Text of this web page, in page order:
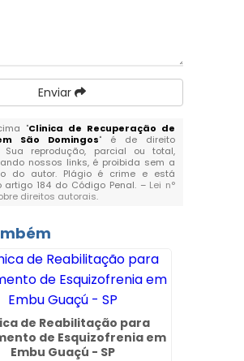
Enviar
"Clinica de Recuperação de
São Domingos" é de direito
Sua reprodução, parcial ou total,
nossos links, é proibida sem a
do autor. Plágio é crime e está
artigo 184 do Código Penal. – Lei n°
direitos autorais.
de Reabilitação para
de Esquizofrenia em
Embu Guaçú - SP